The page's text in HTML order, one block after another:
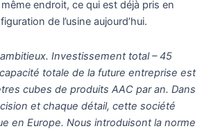
endroit, ce qui est déjà pris en
de l’usine aujourd’hui.
Investissement total – 45
totale de la future entreprise est
cubes de produits AAC par an. Dans
et chaque détail, cette société
en Europe. Nous introduisont la norme